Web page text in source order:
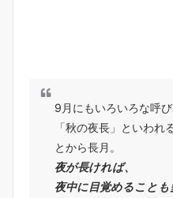
9月にもいろいろな呼び
「秋の夜長」といわれ
とから長月。
夜が長ければ、
夜中に目覚めること